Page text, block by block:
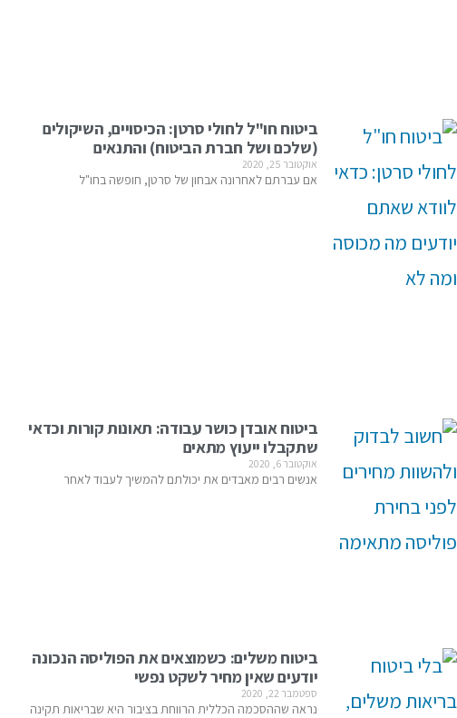
ביטוח חו"ל לחולי סרטן: הכיסויים, השיקולים
(שלכם ושל חברת הביטוח) והתנאים
אוקטובר 25, 2020
אם עברתם לאחרונה אבחון של סרטן, חופשה בחו"ל
ביטוח אובדן כושר עבודה: תאונות קורות וכדאי
שתקבלו ייעוץ מתאים
אוקטובר 6, 2020
אנשים רבים מאבדים את יכולתם להמשיך לעבוד לאחר
ביטוח משלים: כשמוצאים את הפוליסה הנכונה
יודעים שאין מחיר לשקט נפשי
ספטמבר 22, 2020
נראה שההסכמה הכללית הרווחת בציבור היא שבריאות תקינה